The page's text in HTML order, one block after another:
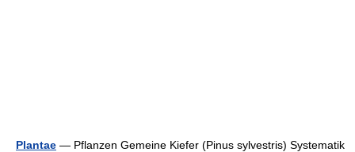
Plantae — Pflanzen Gemeine Kiefer (Pinus sylvestris) Systematik